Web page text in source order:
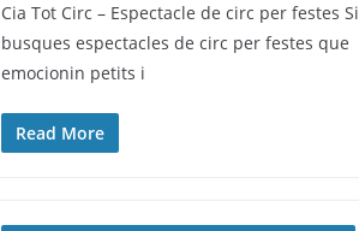
Cia Tot Circ – Espectacle de circ per festes Si
busques espectacles de circ per festes que
emocionin petits i
Read More